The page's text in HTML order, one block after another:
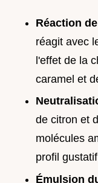
Réaction
réagit avec
l'effet de la
caramel et
de citron et
molécules
profil
Émulsion